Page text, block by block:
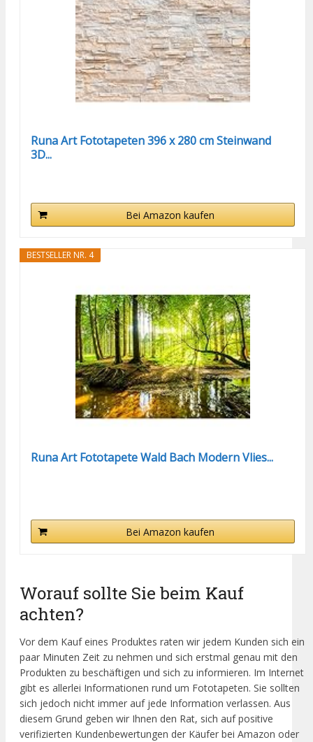
Runa Art Fototapeten 396 x 280 cm Steinwand
3D...
Bei Amazon kaufen
BESTSELLER NR. 4
Runa Art Fototapete Wald Bach Modern Vlies...
Bei Amazon kaufen
Worauf sollte Sie beim Kauf
achten?
Vor dem Kauf eines Produktes raten wir jedem Kunden sich ein
paar Minuten Zeit zu nehmen und sich erstmal genau mit den
Produkten zu beschäftigen und sich zu informieren. Im Internet
gibt es allerlei Informationen rund um Fototapeten. Sie sollten
sich jedoch nicht immer auf jede Information verlassen. Aus
diesem Grund geben wir Ihnen den Rat, sich auf positive
verifizierten Kundenbewertungen der Käufer bei Amazon oder